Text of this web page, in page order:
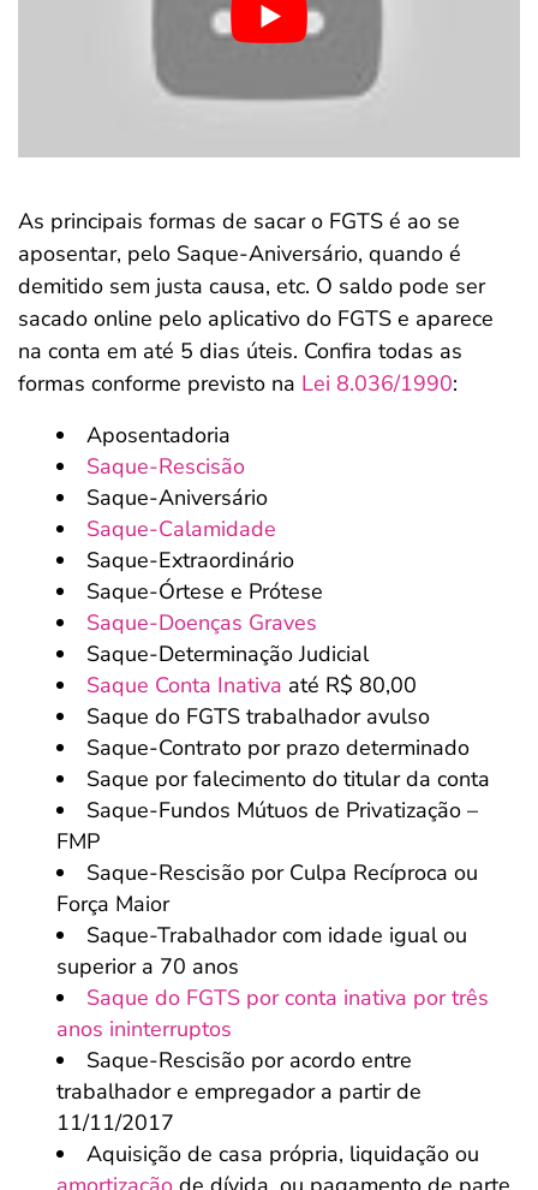
As principais formas de sacar o FGTS é ao se
aposentar, pelo Saque-Aniversário, quando é
demitido sem justa causa, etc. O saldo pode ser
sacado online pelo aplicativo do FGTS e aparece
na conta em até 5 dias úteis. Confira todas as
formas conforme previsto na Lei 8.036/1990:
Aposentadoria
Saque-Rescisão
Saque-Aniversário
Saque-Calamidade
Saque-Extraordinário
Saque-Órtese e Prótese
Saque-Doenças Graves
Saque-Determinação Judicial
Saque Conta Inativa até R$ 80,00
Saque do FGTS trabalhador avulso
Saque-Contrato por prazo determinado
Saque por falecimento do titular da conta
Saque-Fundos Mútuos de Privatização –
FMP
Saque-Rescisão por Culpa Recíproca ou
Força Maior
Saque-Trabalhador com idade igual ou
superior a 70 anos
Saque do FGTS por conta inativa por três
anos ininterruptos
Saque-Rescisão por acordo entre
trabalhador e empregador a partir de
11/11/2017
Aquisição de casa própria, liquidação ou